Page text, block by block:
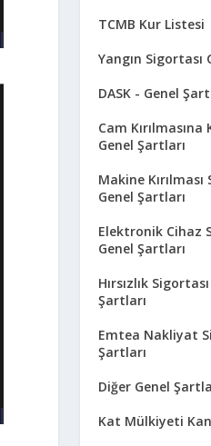
TCMB Kur Listesi
Yangın Sigortası
DASK - Genel
Cam Kırılmasına
Genel Şartları
Makine Kırılması
Genel Şartları
Elektronik Cihaz
Genel Şartları
Hırsızlık
Şartları
Emtea Nakliyat
Şartları
Diğer Genel
Kat Mülkiyeti